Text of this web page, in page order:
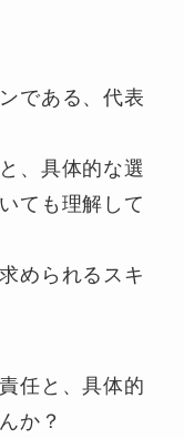
である、代表
、具体的な選
ても理解して
められるスキ
任と、具体的
か？